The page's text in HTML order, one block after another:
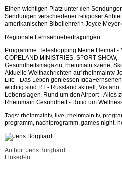
Einen wichtigen Platz unter den
Sendungen verschiedener religiöser
amerikanischen Bibellehrerin Joyce Meyer
Regionale Fernsehuebertragungen.
Programme: Teleshopping Meine Heimat -
COPELAND MINISTRIES, SPORT
Gesundheitsmagazin, rheinmain szene,
Aktuelle Weltnachrichten auf rheinmaintv
Life - Das Leben geniessen
wichtig sind RT - Russland aktuell, Vistano
Lebenslagen, Rund um den Airport - Alles
Rheinmain Gesundheit - Rund um
Tags: rheinmaintv, live, rheinmain tv,
programm, nachtprogramm, games night,
Author: Jens Borghardt
Linked-in